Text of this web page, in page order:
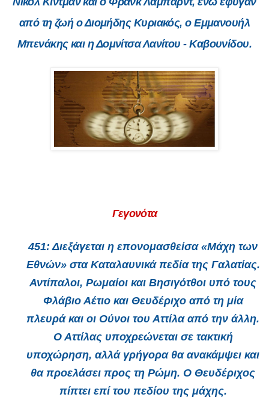
από τη ζωή ο Διομήδης Κυριακός, ο Εμμανουήλ
Μπενάκης και η Δομνίτσα Λανίτου - Καβουνίδου.
Γεγονότα
451: Διεξάγεται η επονομασθείσα «Μάχη των
Εθνών» στα Καταλαυνικά πεδία της Γαλατίας.
Αντίπαλοι, Ρωμαίοι και Βησιγότθοι υπό τους
Φλάβιο Αέτιο και Θευδέριχο από τη μία
πλευρά και οι Ούνοι του Αττίλα από την άλλη.
Ο Αττίλας υποχρεώνεται σε τακτική
υποχώρηση, αλλά γρήγορα θα ανακάμψει και
θα προελάσει προς τη Ρώμη. Ο Θευδέριχος
πίπτει επί του πεδίου της μάχης.